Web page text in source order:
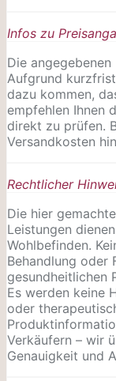
Infos zu
Die
Aufgrund
dazu kommen,
empfehlen Ihnen
direkt zu prüfen.
Versandkosten
Rechtlicher
Die hier
Leistungen
Wohlbefinden.
Behandlung oder
gesundheitlichen
Es werden keine
oder
Verkäufern – wir
Genauigkeit und